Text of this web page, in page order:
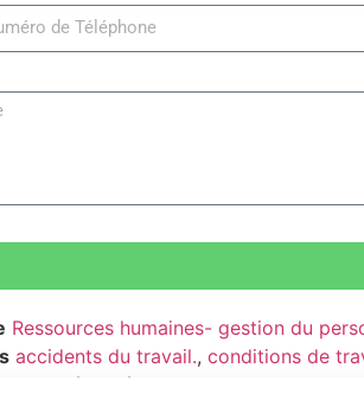
Ressources humaines- gestion du
accidents du travail., conditions de
sécurité au travail